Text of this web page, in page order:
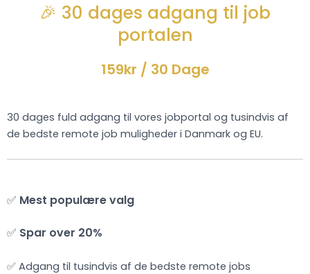
🎉 30 dages adgang til job
portalen
159kr / 30 Dage
30 dages fuld adgang til vores jobportal og tusindvis af
de bedste remote job muligheder i Danmark og EU.
✅ Mest populære valg
✅ Spar over 20%
✅ Adgang til tusindvis af de bedste remote jobs